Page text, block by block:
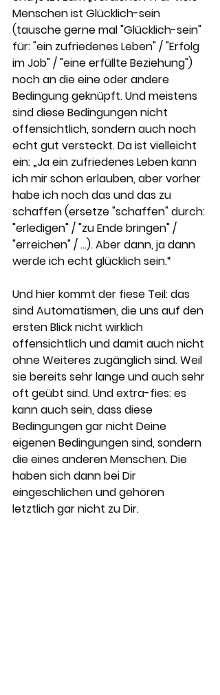
Menschen ist Glücklich-sein
(tausche gerne mal "Glücklich-sein"
für: "ein zufriedenes Leben" / "Erfolg
im Job" / "eine erfüllte Beziehung")
noch an die eine oder andere
Bedingung geknüpft. Und meistens
sind diese Bedingungen nicht
offensichtlich, sondern auch noch
echt gut versteckt. Da ist vielleicht
ein: „Ja ein zufriedenes Leben kann
ich mir schon erlauben, aber vorher
habe ich noch das und das zu
schaffen (ersetze "schaffen" durch:
"erledigen" / "zu Ende bringen" /
"erreichen" / …). Aber dann, ja dann
werde ich echt glücklich sein.“
Und hier kommt der fiese Teil: das
sind Automatismen, die uns auf den
ersten Blick nicht wirklich
offensichtlich und damit auch nicht
ohne Weiteres zugänglich sind. Weil
sie bereits sehr lange und auch sehr
oft geübt sind. Und extra-fies: es
kann auch sein, dass diese
Bedingungen gar nicht Deine
eigenen Bedingungen sind, sondern
die eines anderen Menschen. Die
haben sich dann bei Dir
eingeschlichen und gehören
letztlich gar nicht zu Dir.